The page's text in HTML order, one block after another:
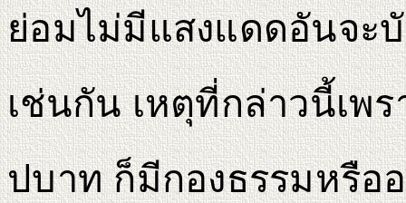
ย่อมไม่มีแสงแดดอันจะ
เช่นกัน เหตุที่กล่าวนี้เพ
ปบาท ก็มีกองธรรมหรือ